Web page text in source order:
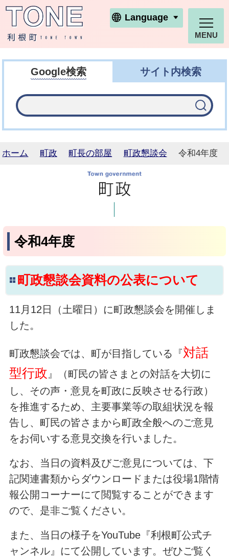
利根町ホームページ
Language
MENU
Google検索 サイト内検索
ホーム 町政 町長の部屋 町政懇談会 令和4年度
令和4年度
町政懇談会資料の公表について
11月12日（土曜日）に町政懇談会を開催しま
した。
町政懇談会では、町が目指している『対話
型行政 』（町民の皆さまとの対話を大切に
し、その声・意見を町政に反映させる行政）
を推進するため、主要事業等の取組状況を報
告し、町民の皆さまから町政全般へのご意見
をお伺いする意見交換を行いました。
なお、当日の資料及びご意見については、下
記関連書類からダウンロードまたは役場1階情
報公開コーナーにて閲覧することができます
ので、是非ご覧ください。
また、当日の様子をYouTube『利根町公式チ
ャンネル』にて公開しています。ぜひご覧く